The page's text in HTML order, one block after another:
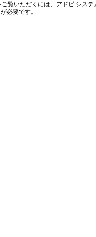
覧いただくには、アドビ シス
必要です。